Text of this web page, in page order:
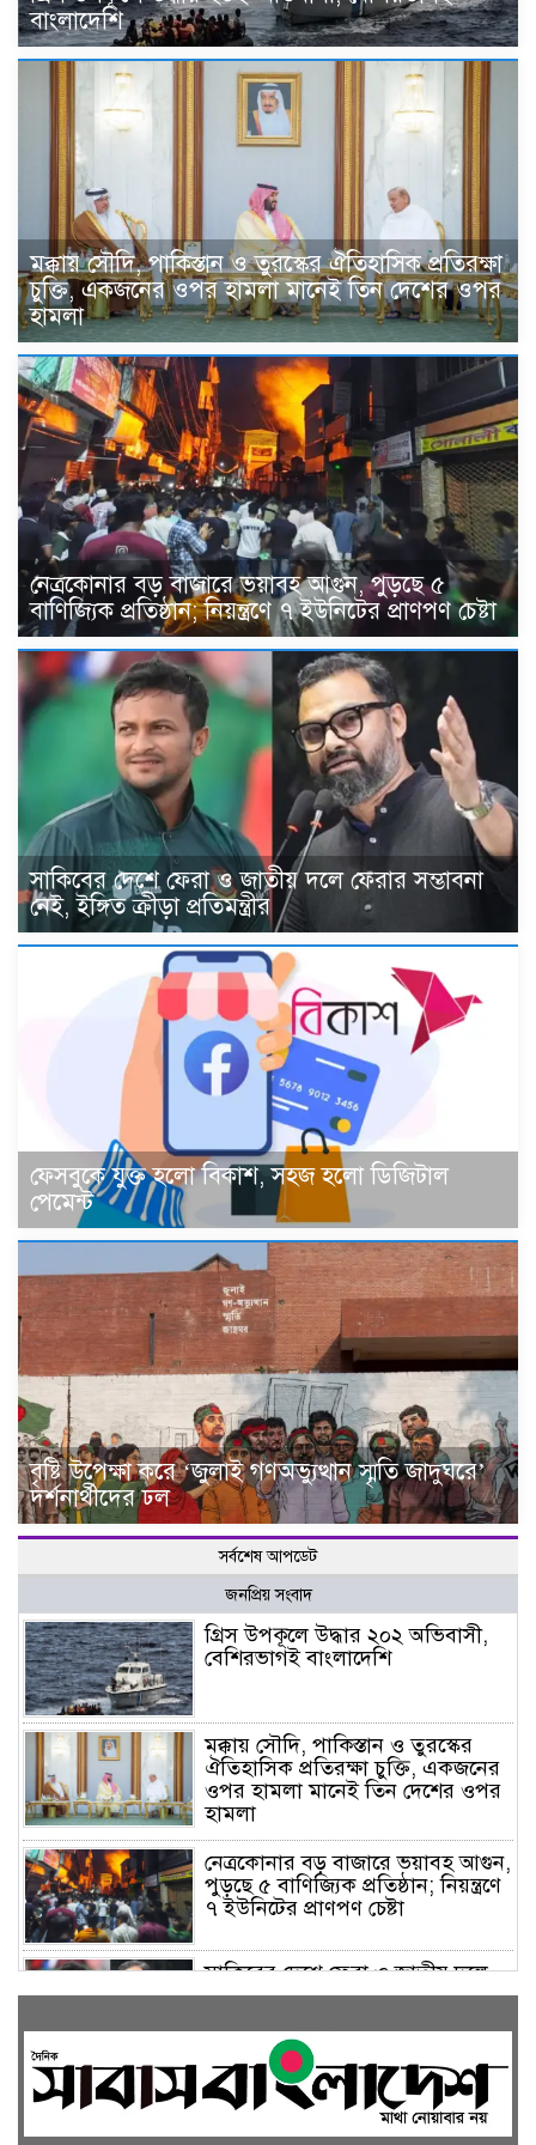
বাংলাদেশি
মক্কায় সৌদি, পাকিস্তান ও তুরস্কের ঐতিহাসিক প্রতিরক্ষা
চুক্তি, একজনের ওপর হামলা মানেই তিন দেশের ওপর
হামলা
নেত্রকোনার বড় বাজারে ভয়াবহ আগুন, পুড়ছে ৫
বাণিজ্যিক প্রতিষ্ঠান; নিয়ন্ত্রণে ৭ ইউনিটের প্রাণপণ চেষ্টা
সাকিবের দেশে ফেরা ও জাতীয় দলে ফেরার সম্ভাবনা
নেই, ইঙ্গিত ক্রীড়া প্রতিমন্ত্রীর
ফেসবুকে যুক্ত হলো বিকাশ, সহজ হলো ডিজিটাল
পেমেন্ট
বৃষ্টি উপেক্ষা করে ‘জুলাই গণঅভ্যুত্থান স্মৃতি জাদুঘরে’
দর্শনার্থীদের ঢল
সর্বশেষ আপডেট
জনপ্রিয় সংবাদ
গ্রিস উপকূলে উদ্ধার ২০২ অভিবাসী,
বেশিরভাগই বাংলাদেশি
মক্কায় সৌদি, পাকিস্তান ও তুরস্কের
ঐতিহাসিক প্রতিরক্ষা চুক্তি, একজনের
ওপর হামলা মানেই তিন দেশের ওপর
হামলা
নেত্রকোনার বড় বাজারে ভয়াবহ আগুন,
পুড়ছে ৫ বাণিজ্যিক প্রতিষ্ঠান; নিয়ন্ত্রণে
৭ ইউনিটের প্রাণপণ চেষ্টা
সাকিবের দেশে ফেরা ও জাতীয় দলে
ফেরার সম্ভাবনা নেই, ইঙ্গিত ক্রীড়া
ফেসবুকে যুক্ত হলো বিকাশ, সহজ
হলো ডিজিটাল পেমেন্ট